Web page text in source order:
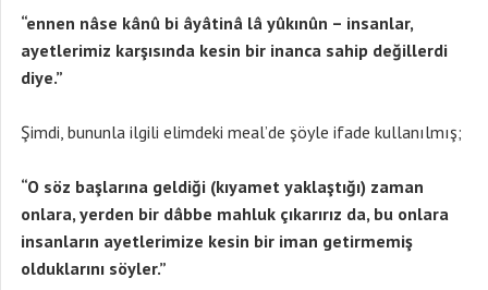
“ennen nâse kânû bi âyâtinâ lâ yûkınûn – insanlar,
ayetlerimiz karşısında kesin bir inanca sahip değillerdi
diye.”
Şimdi, bununla ilgili elimdeki meal’de şöyle ifade kullanılmış;
“O söz başlarına geldiği (kıyamet yaklaştığı) zaman
onlara, yerden bir dâbbe mahluk çıkarırız da, bu onlara
insanların ayetlerimize kesin bir iman getirmemiş
olduklarını söyler.”